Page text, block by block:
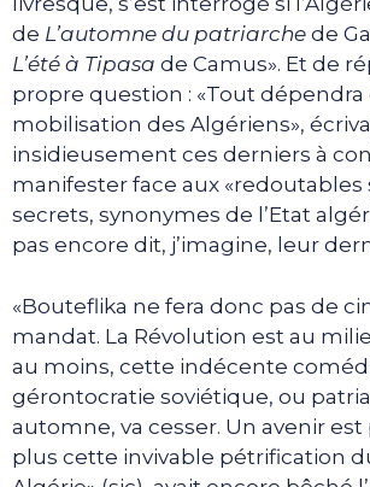
de L’automne du patriarche de
L’été à Tipasa de Camus». Et de
propre question : «Tout dépendra
mobilisation des Algériens»,
insidieusement ces derniers à
manifester face aux «redoutables
secrets, synonymes de l’Etat
pas encore dit, j’imagine, leur
«Bouteflika ne fera donc pas de
mandat. La Révolution est au
au moins, cette indécente
gérontocratie soviétique, ou
automne, va cesser. Un avenir est
plus cette invivable pétrification